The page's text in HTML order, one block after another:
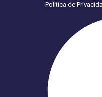
Politica de